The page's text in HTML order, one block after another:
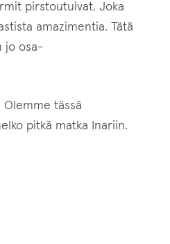
pirstoutuivat. Joka
amazimentia. Tätä
jo osa-
tässä
pitkä matka Inariin.